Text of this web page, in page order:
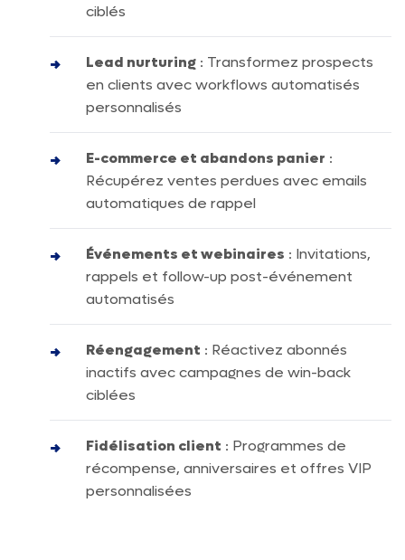
ciblés
Lead nurturing : Transformez prospects
en clients avec workflows automatisés
personnalisés
E-commerce et abandons panier :
Récupérez ventes perdues avec emails
automatiques de rappel
Événements et webinaires : Invitations,
rappels et follow-up post-événement
automatisés
Réengagement : Réactivez abonnés
inactifs avec campagnes de win-back
ciblées
Fidélisation client : Programmes de
récompense, anniversaires et offres VIP
personnalisées